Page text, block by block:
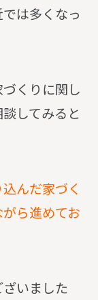
は多くなっ
くりに関し
してみると
んだ家づく
ら進めてお
いました